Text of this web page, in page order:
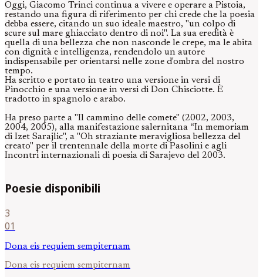
Oggi, Giacomo Trinci continua a vivere e operare a Pistoia,
restando una figura di riferimento per chi crede che la poesia
debba essere, citando un suo ideale maestro, "un colpo di
scure sul mare ghiacciato dentro di noi". La sua eredità è
quella di una bellezza che non nasconde le crepe, ma le abita
con dignità e intelligenza, rendendolo un autore
indispensabile per orientarsi nelle zone d'ombra del nostro
tempo.
Ha scritto e portato in teatro una versione in versi di
Pinocchio e una versione in versi di Don Chisciotte. È
tradotto in spagnolo e arabo.
Ha preso parte a "Il cammino delle comete" (2002, 2003,
2004, 2005), alla manifestazione salernitana “In memoriam
di Izet Sarajlic", a "Oh straziante meravigliosa bellezza del
creato" per il trentennale della morte di Pasolini e agli
Incontri internazionali di poesia di Sarajevo del 2003.
Poesie disponibili
3
01
Dona eis requiem sempiternam
Dona eis requiem sempiternam